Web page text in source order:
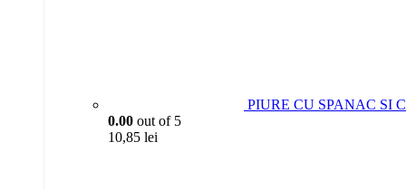
PIURE CU SPANAC SI
0.00 out of 5
10,85 lei